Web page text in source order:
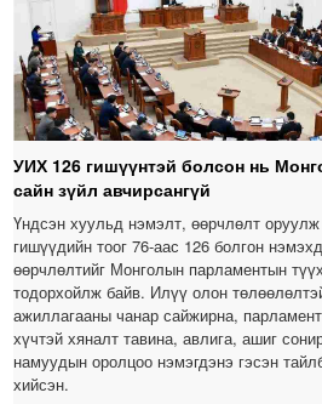
УИХ 126 гишүүнтэй болсон нь
сайн зүйл авчирсангүй
Үндсэн хуульд нэмэлт, өөрчлөлт
гишүүдийн тоог 76-аас 126 болгон
өөрчлөлтийг Монголын парламентын
тодорхойлж байв. Илүү олон
ажиллагааны чанар сайжирна,
хүчтэй хяналт тавина, авлига, ашиг
намуудын оролцоо нэмэгдэнэ гэсэн
хийсэн.